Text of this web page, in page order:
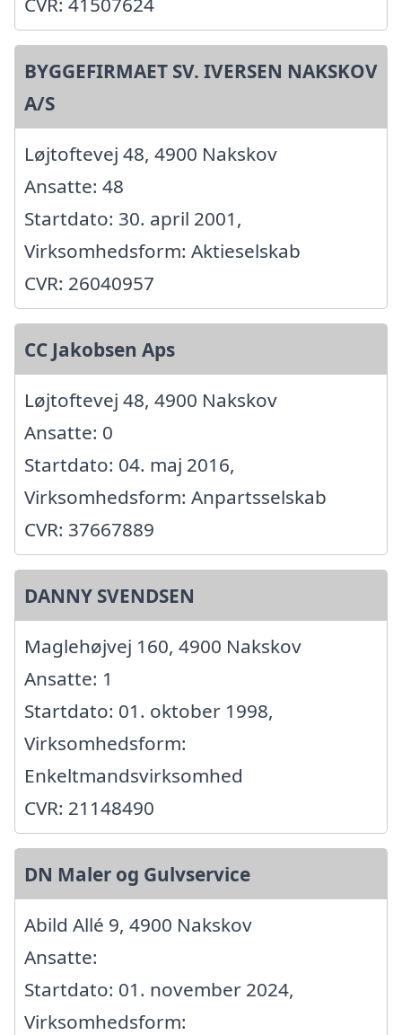
BYGGEFIRMAET SV. IVERSEN NAKSKOV
A/S
Løjtoftevej 48, 4900 Nakskov
Ansatte: 48
Startdato: 30. april 2001,
Virksomhedsform: Aktieselskab
CVR: 26040957
CC Jakobsen Aps
Løjtoftevej 48, 4900 Nakskov
Ansatte: 0
Startdato: 04. maj 2016,
Virksomhedsform: Anpartsselskab
CVR: 37667889
DANNY SVENDSEN
Maglehøjvej 160, 4900 Nakskov
Ansatte: 1
Startdato: 01. oktober 1998,
Virksomhedsform:
Enkeltmandsvirksomhed
CVR: 21148490
DN Maler og Gulvservice
Abild Allé 9, 4900 Nakskov
Ansatte:
Startdato: 01. november 2024,
Virksomhedsform: